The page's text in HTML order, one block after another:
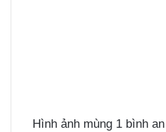
Hình ảnh mùng 1 bình an